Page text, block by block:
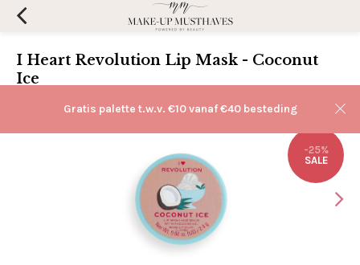
Gratis palette t.w.v. €10 vanaf €40 besteding
I Heart Revolution Lip Mask - Coconut
Ice
-25%
SALE